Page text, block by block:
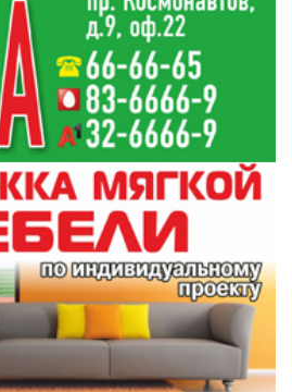
выигранных партиях можно
Практически во всем
над которыми еще стоит
к молодежному
в Турции, который
Вместе с ним область
Александр Маркин и
Слонимского района.
онлайн-турниры, решаю
тренировки, –
– О соперниках в
не знаю, кто